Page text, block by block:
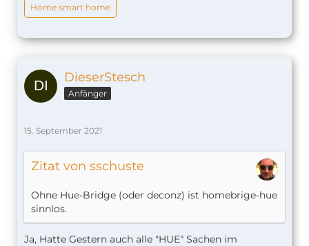
Home smart home
DieserStesch
Anfänger
15. September 2021
Zitat von sschuste
Ohne Hue-Bridge (oder deconz) ist homebrige-hue
sinnlos.
Ja, Hatte Gestern auch alle "HUE" Sachen im